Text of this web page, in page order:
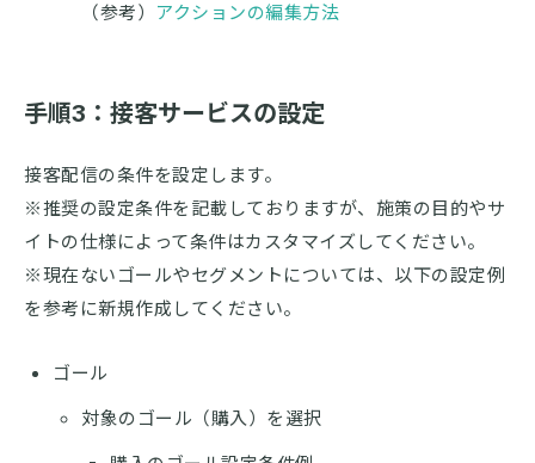
（参考）
アクションの編集方法
手順3：接客サービスの設定
接客配信の条件を設定します。
※推奨の設定条件を記載しておりますが、施策の目的やサ
イトの仕様によって条件はカスタマイズしてください。
※現在ないゴールやセグメントについては、以下の設定例
を参考に新規作成してください。
ゴール
対象のゴール（購入）を選択